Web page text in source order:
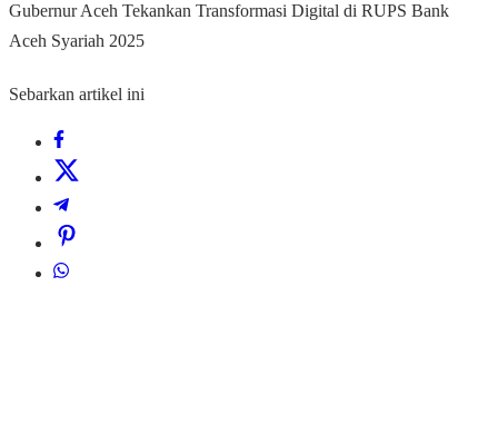
Gubernur Aceh Tekankan Transformasi Digital di RUPS Bank
Aceh Syariah 2025
Sebarkan artikel ini